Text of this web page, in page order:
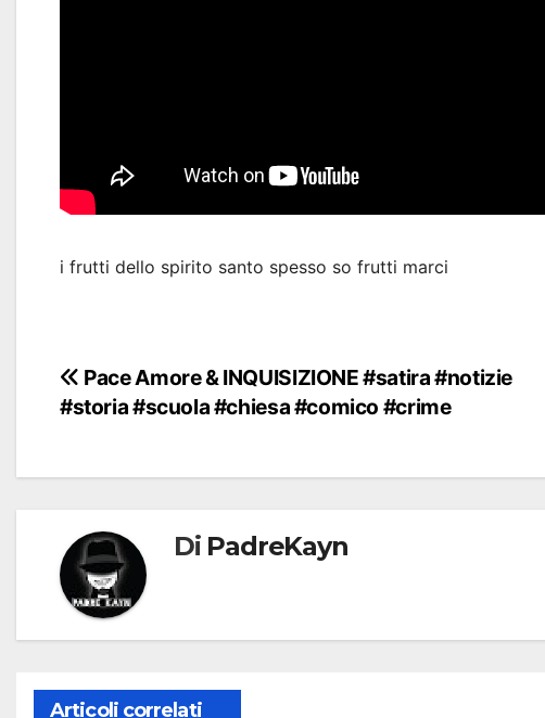
i frutti dello spirito santo spesso so frutti marci
Navigazione
articoli
Pace Amore & INQUISIZIONE #satira #notizie
#storia #scuola #chiesa #comico #crime
Di PadreKayn
Articoli correlati